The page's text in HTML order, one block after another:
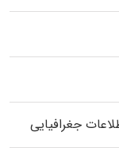
جغرافیایی